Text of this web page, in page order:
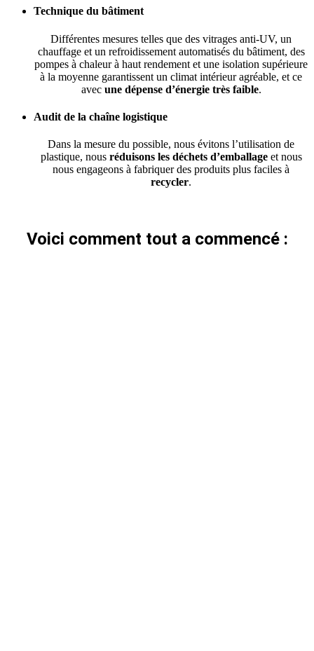
Technique du bâtiment
Différentes mesures telles que des vitrages anti-UV, un
chauffage et un refroidissement automatisés du bâtiment, des
pompes à chaleur à haut rendement et une isolation supérieure
à la moyenne garantissent un climat intérieur agréable, et ce
avec une dépense d’énergie très faible.
Audit de la chaîne logistique
Dans la mesure du possible, nous évitons l’utilisation de
plastique, nous réduisons les déchets d’emballageet nous
nous engageons à fabriquer des produits plus faciles à
recycler.
Voici comment tout a commencé :